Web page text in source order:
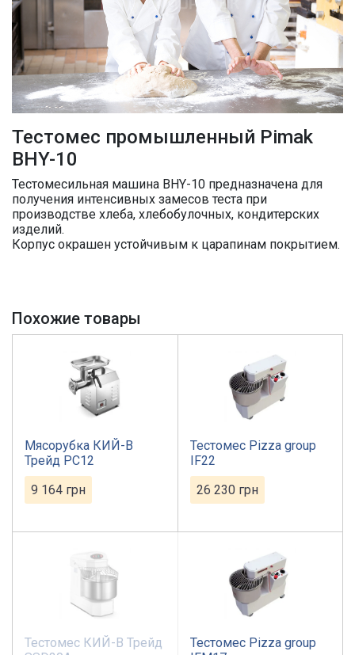
Тестомес промышленный Pimak
BHY-10
Тестомесильная машина BHY-10 предназначена для
получения интенсивных замесов теста при
производстве хлеба, хлебобулочных, кондитерских
изделий.
Корпус окрашен устойчивым к царапинам покрытием.
Похожие товары
Мясорубка КИЙ-В
Трейд PC12
9 164 грн
Тестомес Pizza group
IF22
26 230 грн
Тестомес КИЙ-В Трейд
Тестомес Pizza group